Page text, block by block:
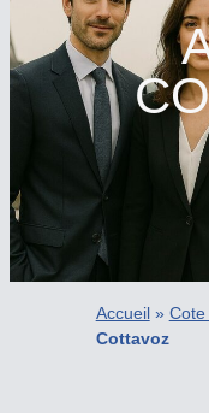
Accueil» Cote
Cottavoz